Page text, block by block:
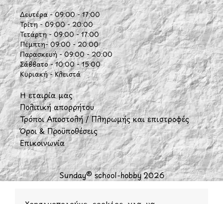
Δευτέρα - 09:00 - 17:00
Τρίτη - 09:00 - 20:00
Τετάρτη - 09:00 - 17:00
Πέμπτη- 09:00 - 20:00
Παρασκευή - 09:00 - 20:00
Σάββατο - 10:00 - 15:00
Κυριακή - Κλειστά
Η εταιρία μας
Πολιτική απορρήτου
Τρόποι Αποστολή / Πληρωμής και επιστροφές
Όροι & Προϋποθέσεις
Επικοινωνία
Sunday® school-hobby 2026
Φίλτρα
λογαριασμός μου